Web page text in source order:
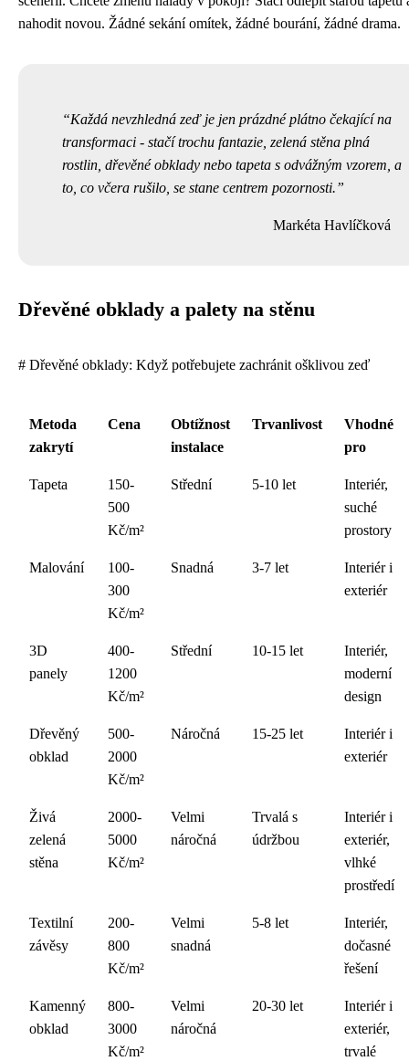
nahodit novou. Žádné sekání omítek, žádné bourání, žádné drama.
Každá nevzhledná zeď je jen prázdné plátno čekající na
transformaci - stačí trochu fantazie, zelená stěna plná
rostlin, dřevěné obklady nebo tapeta s odvážným vzorem, a
to, co včera rušilo, se stane centrem pozornosti.
Markéta Havlíčková
Dřevěné obklady a palety na stěnu
# Dřevěné obklady: Když potřebujete zachránit ošklivou zeď
Metoda
zakrytí
Cena
Obtížnost
instalace
Trvanlivost
Vhodné
pro
Tapeta
150-
500
Kč/m²
Střední 5-10 let
Interiér,
suché
prostory
Malování
100-
300
Kč/m²
Snadná 3-7 let
Interiér i
exteriér
3D
panely
400-
1200
Kč/m²
Střední 10-15 let
Interiér,
moderní
design
Dřevěný
obklad
500-
2000
Kč/m²
Náročná 15-25 let
Interiér i
exteriér
Živá
zelená
stěna
2000-
5000
Kč/m²
Velmi
náročná
Trvalá s
údržbou
Interiér i
exteriér,
vlhké
prostředí
Textilní
závěsy
200-
800
Kč/m²
Velmi
snadná
5-8 let
Interiér,
dočasné
řešení
Kamenný
obklad
800-
3000
Kč/m²
Velmi
náročná
20-30 let
Interiér i
exteriér,
trvalé